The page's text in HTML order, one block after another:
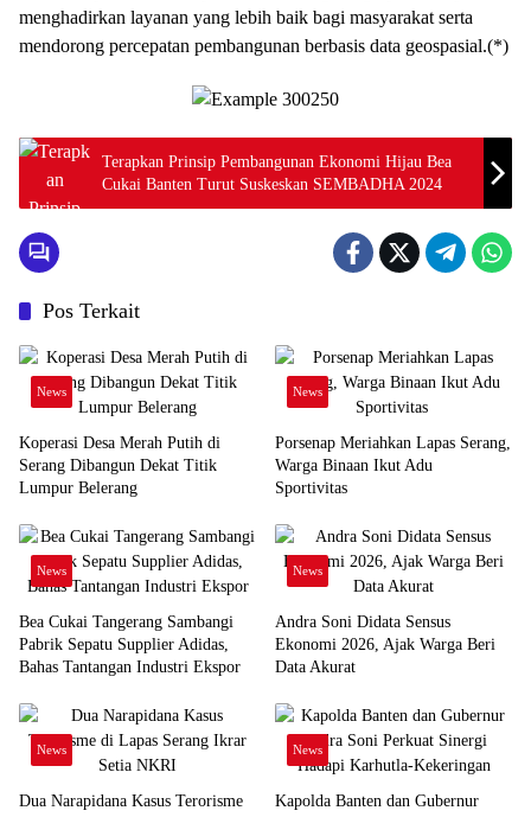
menghadirkan layanan yang lebih baik bagi masyarakat serta
mendorong percepatan pembangunan berbasis data geospasial.(*)
Terapkan Prinsip Pembangunan Ekonomi Hijau Bea
Cukai Banten Turut Suskeskan SEMBADHA 2024
Pos Terkait
News
Koperasi Desa Merah Putih di
Serang Dibangun Dekat Titik
Lumpur Belerang
News
Porsenap Meriahkan Lapas Serang,
Warga Binaan Ikut Adu
Sportivitas
News
Bea Cukai Tangerang Sambangi
Pabrik Sepatu Supplier Adidas,
Bahas Tantangan Industri Ekspor
News
Andra Soni Didata Sensus
Ekonomi 2026, Ajak Warga Beri
Data Akurat
News
Dua Narapidana Kasus Terorisme
News
Kapolda Banten dan Gubernur